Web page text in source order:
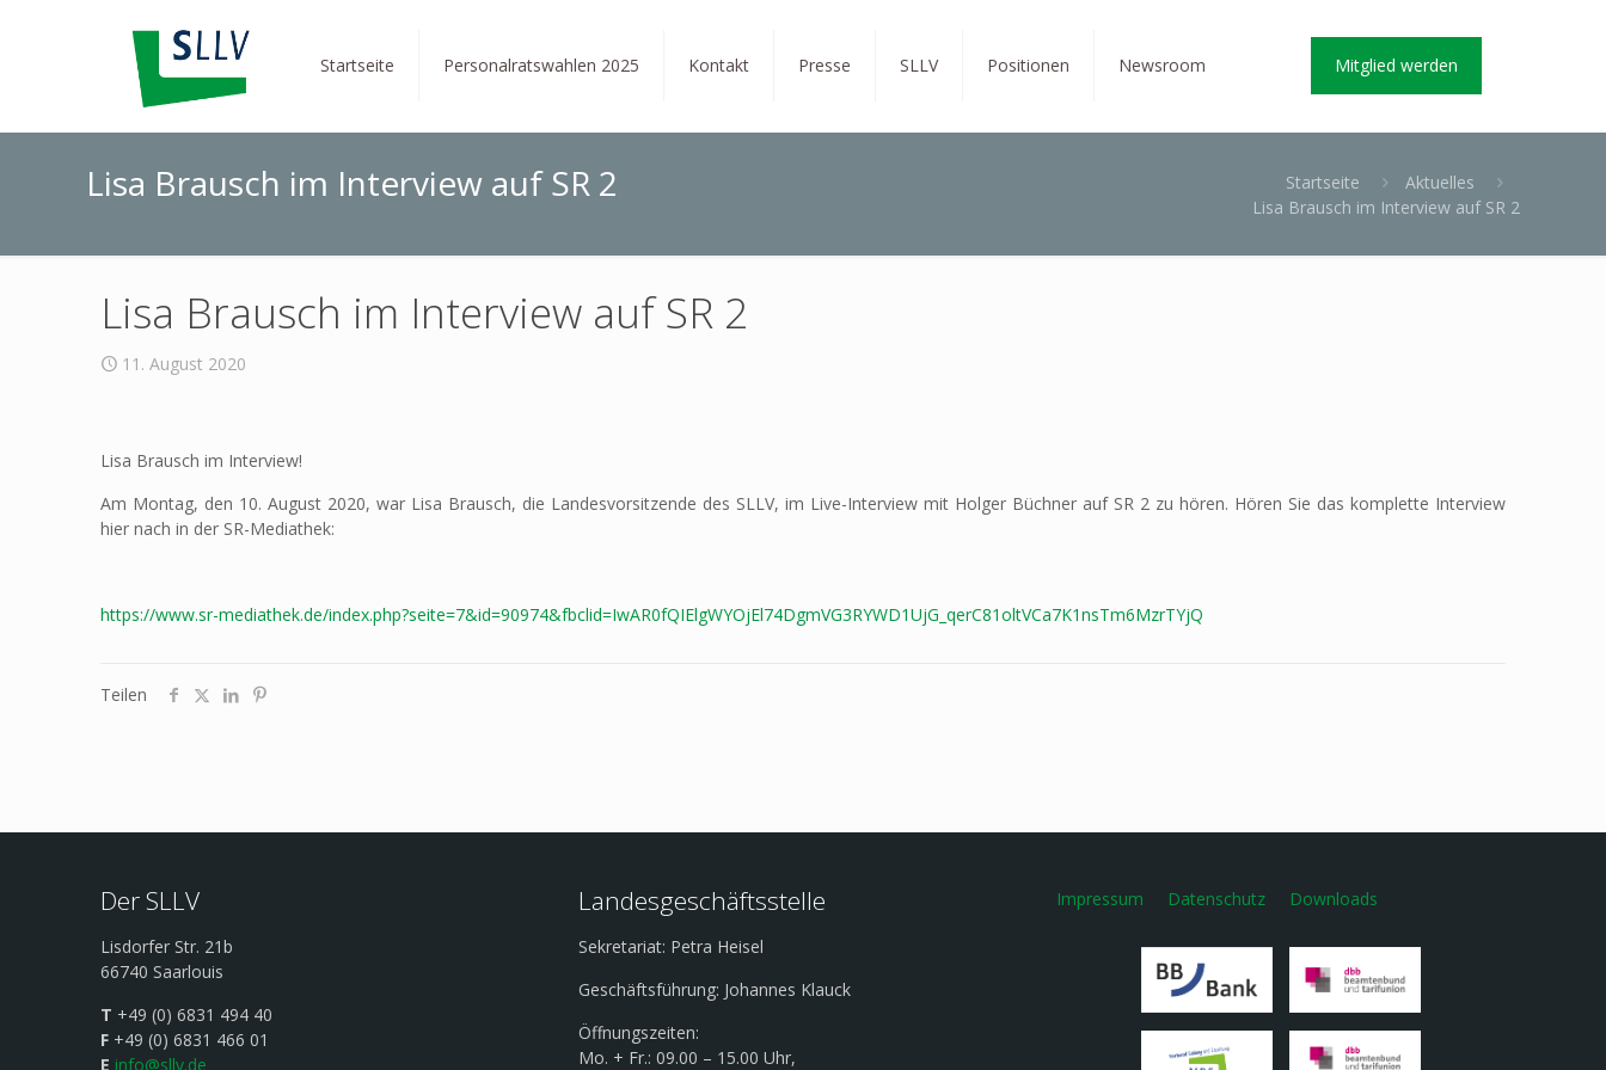
Startseite Personalratswahlen 2025 Kontakt Presse SLLV Positionen Newsroom Mitglied werden
Lisa Brausch im Interview auf SR 2 Startseite
Aktuelles
Lisa Brausch im Interview auf SR 2
Lisa Brausch im Interview auf SR 2
11. August 2020
Lisa Brausch im Interview!
Am Montag, den 10. August 2020, war Lisa Brausch, die Landesvorsitzende des SLLV, im Live-Interview mit Holger Büchner auf SR 2 zu hören. Hören Sie das komplette Interview
hier nach in der SR-Mediathek:
https://www.sr-mediathek.de/index.php?seite=7&id=90974&fbclid=IwAR0fQIElgWYOjEl74DgmVG3RYWD1UjG_qerC81oltVCa7K1nsTm6MzrTYjQ
Teilen
Der SLLV
Lisdorfer Str. 21b
66740 Saarlouis
T +49 (0) 6831 494 40
F +49 (0) 6831 466 01
E info@sllv.de
Landesgeschäftsstelle
Sekretariat: Petra Heisel
Geschäftsführung: Johannes Klauck
Öffnungszeiten:
Mo. + Fr.: 09.00 – 15.00 Uhr,
Impressum Datenschutz Downloads